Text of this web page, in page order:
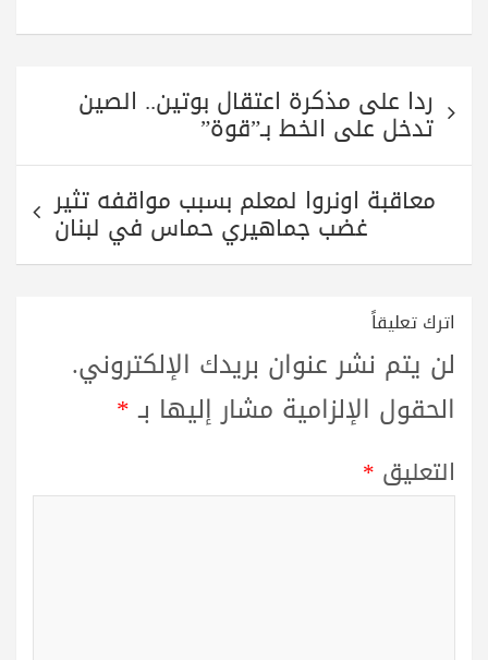
المقالات
ردا على مذكرة اعتقال بوتين.. الصين
تدخل على الخط بـ”قوة”
معاقبة اونروا لمعلم بسبب مواقفه تثير
غضب جماهيري حماس في لبنان
اترك تعليقاً
لن يتم نشر عنوان بريدك الإلكتروني.
الحقول الإلزامية مشار إليها بـ*
التعليق *